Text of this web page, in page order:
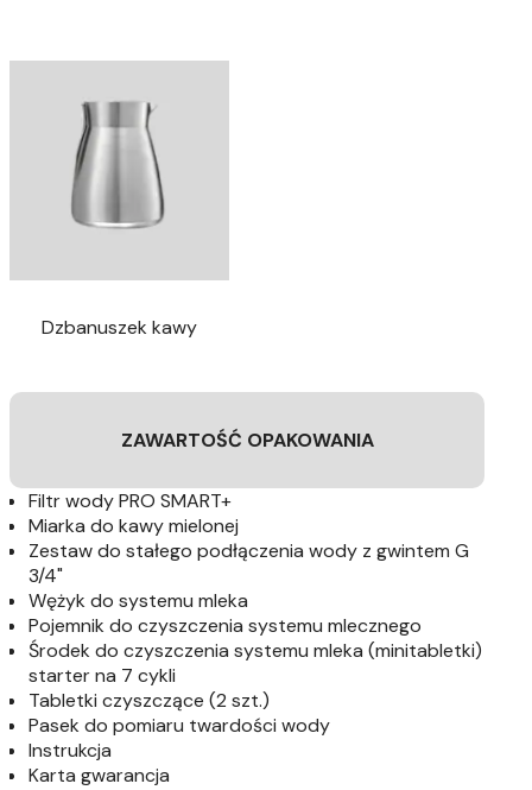
Dzbanuszek kawy
ZAWARTOŚĆ OPAKOWANIA
Filtr wody PRO SMART+
Miarka do kawy mielonej
Zestaw do stałego podłączenia wody z gwintem G
3/4"
Wężyk do systemu mleka
Pojemnik do czyszczenia systemu mlecznego
Środek do czyszczenia systemu mleka (minitabletki)
starter na 7 cykli
Tabletki czyszczące (2 szt.)
Pasek do pomiaru twardości wody
Instrukcja
Karta gwarancja